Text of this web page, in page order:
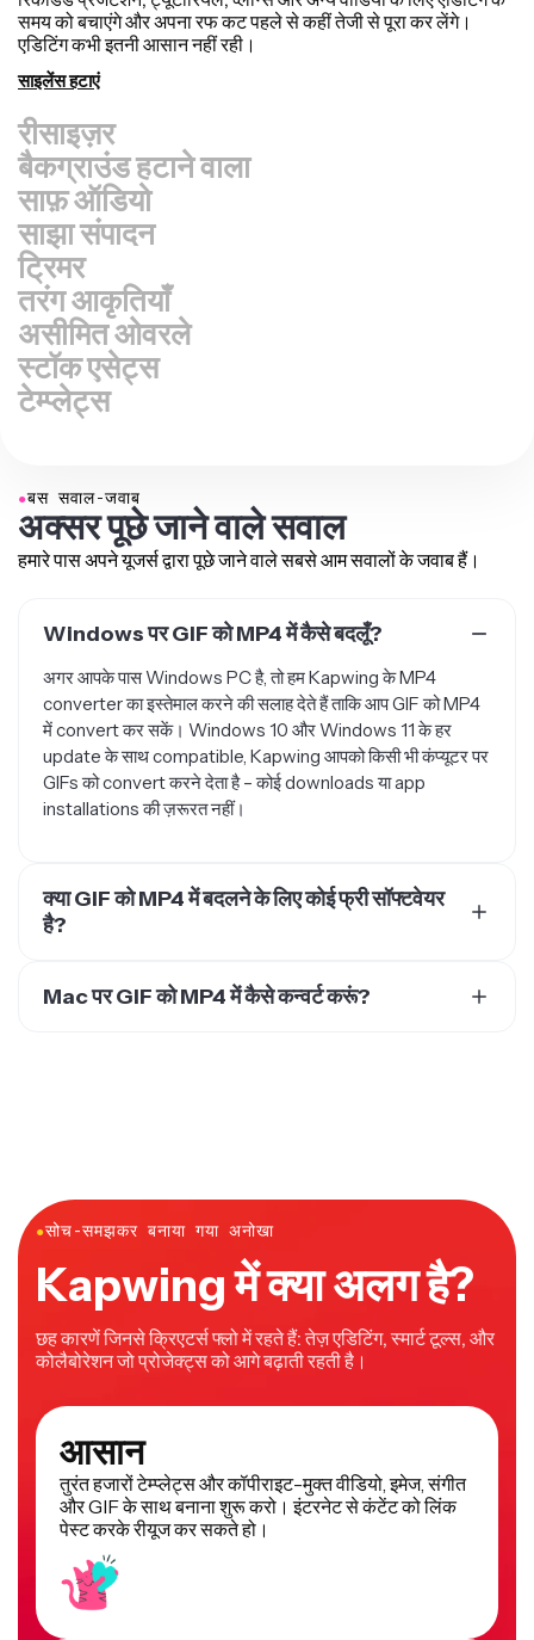
साथ उन्हें और अधिक पेशेवर दिखाएं! बस कुछ ही क्लिक्स में, आप एक ही वीडियो
को लेकर इसे हर प्लेटफॉर्म के लिए सही आकार में समायोजित कर सकते हैं, चाहे
वह TikTok, YouTube, Instagram, Twitter, Linkedin या कहीं
और हो।
वीडियो का आकार बदलें
बैकग्राउंड हटाने वाला
साफ़ ऑडियो
साझा संपादन
ट्रिमर
तरंग आकृतियाँ
असीमित ओवरले
स्टॉक एसेट्स
टेम्प्लेट्स
●बस सवाल-जवाब
अक्सर पूछे जाने वाले सवाल
हमारे पास अपने यूजर्स द्वारा पूछे जाने वाले सबसे आम सवालों के जवाब हैं।
Windows पर GIF को MP4 में कैसे बदलूँ?
अगर आपके पास Windows PC है, तो हम Kapwing के MP4
converter का इस्तेमाल करने की सलाह देते हैं ताकि आप GIF को MP4
में convert कर सकें। Windows 10 और Windows 11 के हर
update के साथ compatible, Kapwing आपको किसी भी कंप्यूटर पर
GIFs को convert करने देता है – कोई downloads या app
installations की ज़रूरत नहीं।
क्या GIF को MP4 में बदलने के लिए कोई फ्री सॉफ्टवेयर
है?
सुलभ है। सॉफ्टवेयर डाउनलोड करने या ऐप इंस्टॉल करने की कोई जरूरत
Mac पर GIF को MP4 में कैसे कन्वर्ट करूं?
●सोच-समझकर बनाया गया अनोखा
Kapwing में क्या अलग है?
छह कारणें जिनसे क्रिएटर्स फ्लो में रहते हैं: तेज़ एडिटिंग, स्मार्ट टूल्स, और
कोलैबोरेशन जो प्रोजेक्ट्स को आगे बढ़ाती रहती है।
आसान
तुरंत हजारों टेम्प्लेट्स और कॉपीराइट-मुक्त वीडियो, इमेज, संगीत
और GIF के साथ बनाना शुरू करो। इंटरनेट से कंटेंट को लिंक
पेस्ट करके रीयूज कर सकते हो।